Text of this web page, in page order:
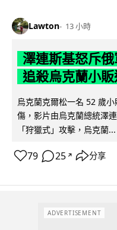
Lawton 13 小時
澤連斯基怒斥
追殺烏克蘭小
烏克蘭克爾松一名 52 歲
傷，影片由烏克蘭總統澤
「狩獵式」攻擊，烏克蘭...
79 25 ↗ 分享
ADVERTISEMENT